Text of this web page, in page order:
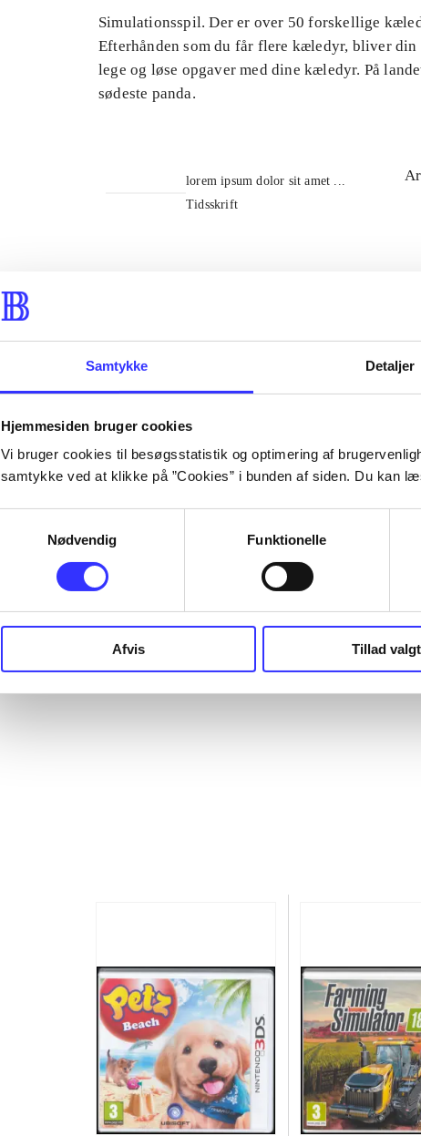
Samtykke Detaljer
Hjemmesiden bruger cookies
Vi bruger cookies til besøgsstatistik og optimering af
samtykke ved at klikke på ”Cookies” i bunden af siden. Du kan
Nødvendig
Funktionelle
Afvis Tillad
Simulationsspil. Der er over 50 forskellige
Efterhånden som du får flere kæledyr, bliver din
lege og løse opgaver med dine kæledyr. På
sødeste panda.
lorem ipsum dolor sit amet ...
Tidsskrift
...
...
...